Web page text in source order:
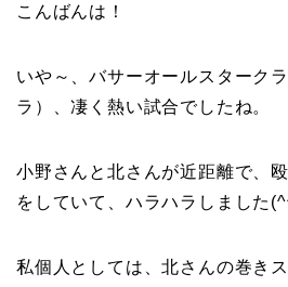
こんばんは！
いや～、バサーオールスターク
ラ）、凄く熱い試合でしたね。
小野さんと北さんが近距離で、
をしていて、ハラハラしました
私個人としては、北さんの巻き